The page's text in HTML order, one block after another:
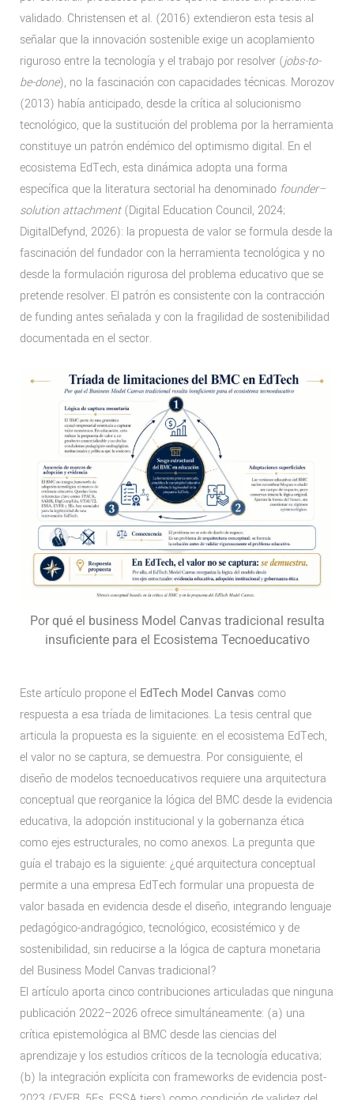
validado. Christensen et al. (2016) extendieron esta tesis al
señalar que la innovación sostenible exige un acoplamiento
riguroso entre la tecnología y el trabajo por resolver (jobs-to-
be-done), no la fascinación con capacidades técnicas. Morozov
(2013) había anticipado, desde la crítica al solucionismo
tecnológico, que la sustitución del problema por la herramienta
constituye un patrón endémico del optimismo digital. En el
ecosistema EdTech, esta dinámica adopta una forma
específica que la literatura sectorial ha denominado founder–
solution attachment(Digital Education Council, 2024;
DigitalDefynd, 2026): la propuesta de valor se formula desde la
fascinación del fundador con la herramienta tecnológica y no
desde la formulación rigurosa del problema educativo que se
pretende resolver. El patrón es consistente con la contracción
de funding antes señalada y con la fragilidad de sostenibilidad
documentada en el sector.
Por qué el business Model Canvas tradicional resulta
insuficiente para el Ecosistema Tecnoeducativo
Este artículo propone el EdTech Model Canvas como
respuesta a esa tríada de limitaciones. La tesis central que
articula la propuesta es la siguiente: en el ecosistema EdTech,
el valor no se captura, se demuestra. Por consiguiente, el
diseño de modelos tecnoeducativos requiere una arquitectura
conceptual que reorganice la lógica del BMC desde la evidencia
educativa, la adopción institucional y la gobernanza ética
como ejes estructurales, no como anexos. La pregunta que
guía el trabajo es la siguiente: ¿qué arquitectura conceptual
permite a una empresa EdTech formular una propuesta de
valor basada en evidencia desde el diseño, integrando lenguaje
pedagógico-andragógico, tecnológico, ecosistémico y de
sostenibilidad, sin reducirse a la lógica de captura monetaria
del Business Model Canvas tradicional?
El artículo aporta cinco contribuciones articuladas que ninguna
publicación 2022–2026 ofrece simultáneamente: (a) una
crítica epistemológica al BMC desde las ciencias del
aprendizaje y los estudios críticos de la tecnología educativa;
(b) la integración explícita con frameworks de evidencia post-